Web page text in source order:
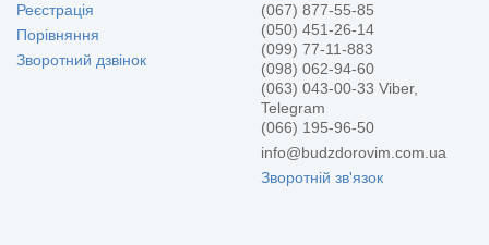
Реєстрація
Порівняння
Зворотний дзвінок
(067) 877-55-85
(050) 451-26-14
(099) 77-11-883
(098) 062-94-60
(063) 043-00-33 Viber,
Telegram
(066) 195-96-50
info@budzdorovim.com.ua
Зворотній зв'язок